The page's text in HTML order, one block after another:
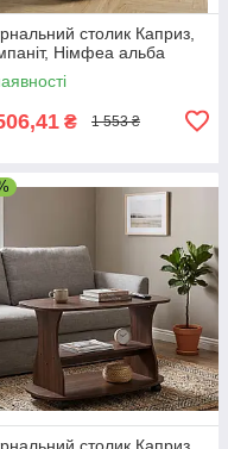
столик Каприз,
Німфеа альба
₴ 1 553 ₴